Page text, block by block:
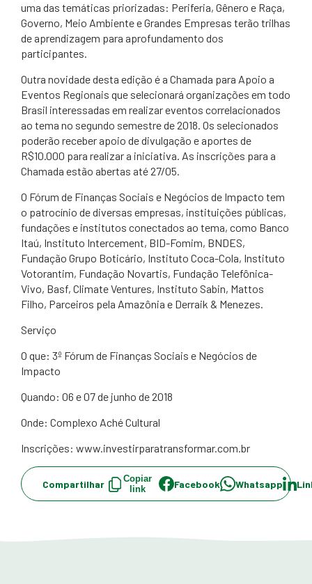
uma das temáticas priorizadas: Periferia, Gênero e Raça,
Governo, Meio Ambiente e Grandes Empresas terão trilhas
de aprendizagem para aprofundamento dos
participantes.
Outra novidade desta edição é a Chamada para Apoio a
Eventos Regionais que selecionará organizações em todo
Brasil interessadas em realizar eventos correlacionados
ao tema no segundo semestre de 2018. Os selecionados
poderão receber apoio de divulgação e aportes de
R$10.000 para realizar a iniciativa. As inscrições para a
Chamada estão abertas até 27/05.
O Fórum de Finanças Sociais e Negócios de Impacto tem
o patrocínio de diversas empresas, instituições públicas,
fundações e institutos conectados ao tema, como Banco
Itaú, Instituto Intercement, BID-Fomim, BNDES,
Fundação Grupo Boticário, Instituto Coca-Cola, Instituto
Votorantim, Fundação Novartis, Fundação Telefônica-
Vivo, Basf, Climate Ventures, Instituto Sabin, Mattos
Filho, Parceiros pela Amazônia e Derraik & Menezes.
Serviço
O que: 3º Fórum de Finanças Sociais e Negócios de
Impacto
Quando: 06 e 07 de junho de 2018
Onde: Complexo Aché Cultural
Inscrições: www.investirparatransformar.com.br
Compartilhar
Copiar
link
Facebook Whatsapp